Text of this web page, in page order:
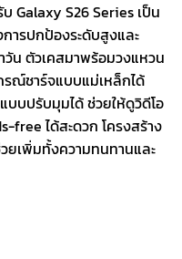
Galaxy S26 Series เป็น
ารปกป้องระดับสูงและ
วัน ตัวเคสมาพร้อมวงแหวน
รณ์ชาร์จแบบแม่เหล็กได้
บบปรับมุมได้ ช่วยให้ดูวิดีโอ
free ได้สะดวก โครงสร้าง
ยเพิ่มทั้งความทนทานและ